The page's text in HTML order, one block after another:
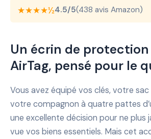
★★★★½4.5/5(438 avis Amazon)
Un écrin de
AirTag, pensé pour le
Vous avez équipé vos clés, votre sac
votre compagnon à quatre pattes
une excellente décision pour ne plus
vue vos biens essentiels. Mais cet